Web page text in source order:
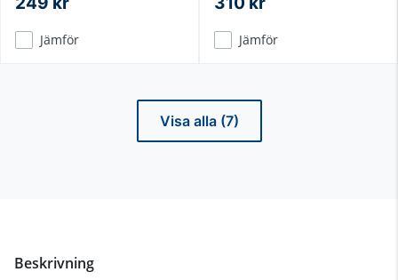
Jämför Jämför
Visa alla (7)
Beskrivning